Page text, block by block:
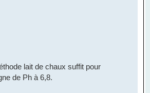
lait de chaux suffit pour
de Ph à 6,8.